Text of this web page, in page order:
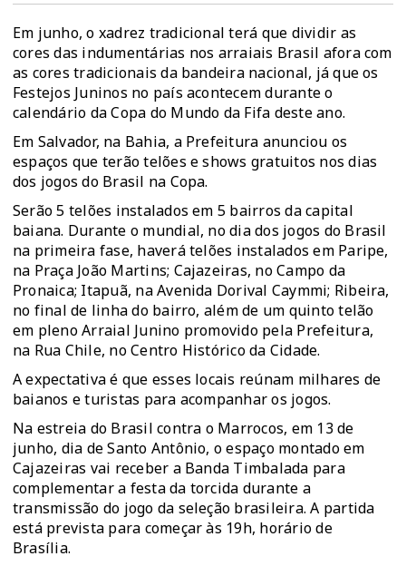
Em junho, o xadrez tradicional terá que dividir as
cores das indumentárias nos arraiais Brasil afora com
as cores tradicionais da bandeira nacional, já que os
Festejos Juninos no país acontecem durante o
calendário da Copa do Mundo da Fifa deste ano.
Em Salvador, na Bahia, a Prefeitura anunciou os
espaços que terão telões e shows gratuitos nos dias
dos jogos do Brasil na Copa.
Serão 5 telões instalados em 5 bairros da capital
baiana. Durante o mundial, no dia dos jogos do Brasil
na primeira fase, haverá telões instalados em Paripe,
na Praça João Martins; Cajazeiras, no Campo da
Pronaica; Itapuã, na Avenida Dorival Caymmi; Ribeira,
no final de linha do bairro, além de um quinto telão
em pleno Arraial Junino promovido pela Prefeitura,
na Rua Chile, no Centro Histórico da Cidade.
A expectativa é que esses locais reúnam milhares de
baianos e turistas para acompanhar os jogos.
Na estreia do Brasil contra o Marrocos, em 13 de
junho, dia de Santo Antônio, o espaço montado em
Cajazeiras vai receber a Banda Timbalada para
complementar a festa da torcida durante a
transmissão do jogo da seleção brasileira. A partida
está prevista para começar às 19h, horário de
Brasília.